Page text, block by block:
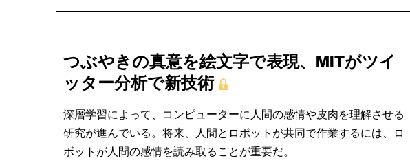
つぶやきの真意を絵文字で表現、MITがツイ
ッター分析で新技術
深層学習によって、コンピューターに人間の感情や皮肉を理解させる
研究が進んでいる。将来、人間とロボットが共同で作業するには、ロ
ボットが人間の感情を読み取ることが重要だ。